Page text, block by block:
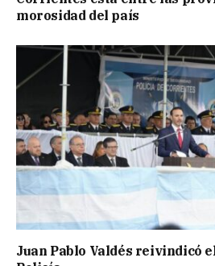
morosidad del país
Juan Pablo Valdés reivindicó